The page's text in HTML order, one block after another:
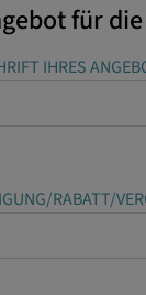
für
IHRES
RABATT/